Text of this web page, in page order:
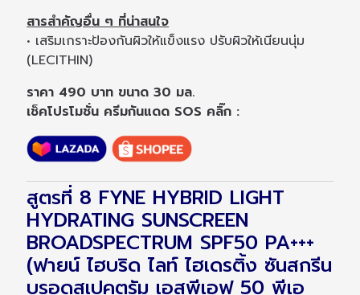
สารสำคัญอื่น ๆ ที่น่าสนใจ
• เสริมเกราะป้องกันผิวให้แข็งแรง ปรับผิวให้เนียนนุ่ม
(LECITHIN)
ราคา 490 บาท ขนาด 30 มล.
เช็คโปรโมชั่น ครีมกันแดด SOS คลิ๊ก :
สูตรที่ 8 FYNE HYBRID LIGHT
HYDRATING SUNSCREEN
BROADSPECTRUM SPF50 PA+++
(ฟายน์ ไฮบริด ไลท์ ไฮเดรติ้ง ซันสกรีน
บรอดสเปคตรัม เอสพีเอฟ 50 พีเอ